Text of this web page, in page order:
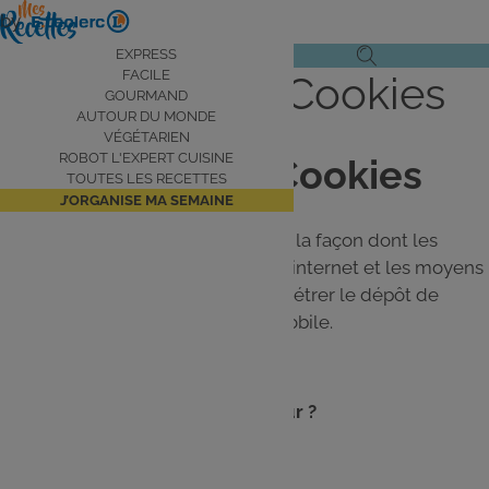
Aller
au
by
Ouvrir
le
menu
de
navigation
EXPRESS
FACILE
GOURMAND
AUTOUR DU MONDE
VÉGÉTARIEN
ROBOT L'EXPERT CUISINE
TOUTES LES RECETTES
J’ORGANISE MA SEMAINE
Ouvrir
la
Charte sur les Cookies
Charte sur les Cookies
Cette charte sur les cookies décrit la façon dont les
cookies sont utilisés sur notre site internet et les moyens
mis à votre disposition pour paramétrer le dépôt de
cookies sur votre ordinateur ou mobile.
Qu'est-ce qu'un cookie ou traceur ?